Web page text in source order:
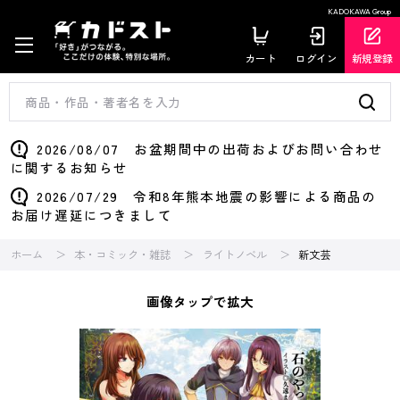
KADOKAWA Group
カート ログイン 新規登録
2026/08/07 お盆期間中の出荷およびお問い合わせ
に関するお知らせ
2026/07/29 令和8年熊本地震の影響による商品の
お届け遅延につきまして
ホーム 本・コミック・雑誌 ライトノベル 新文芸
画像タップで拡大